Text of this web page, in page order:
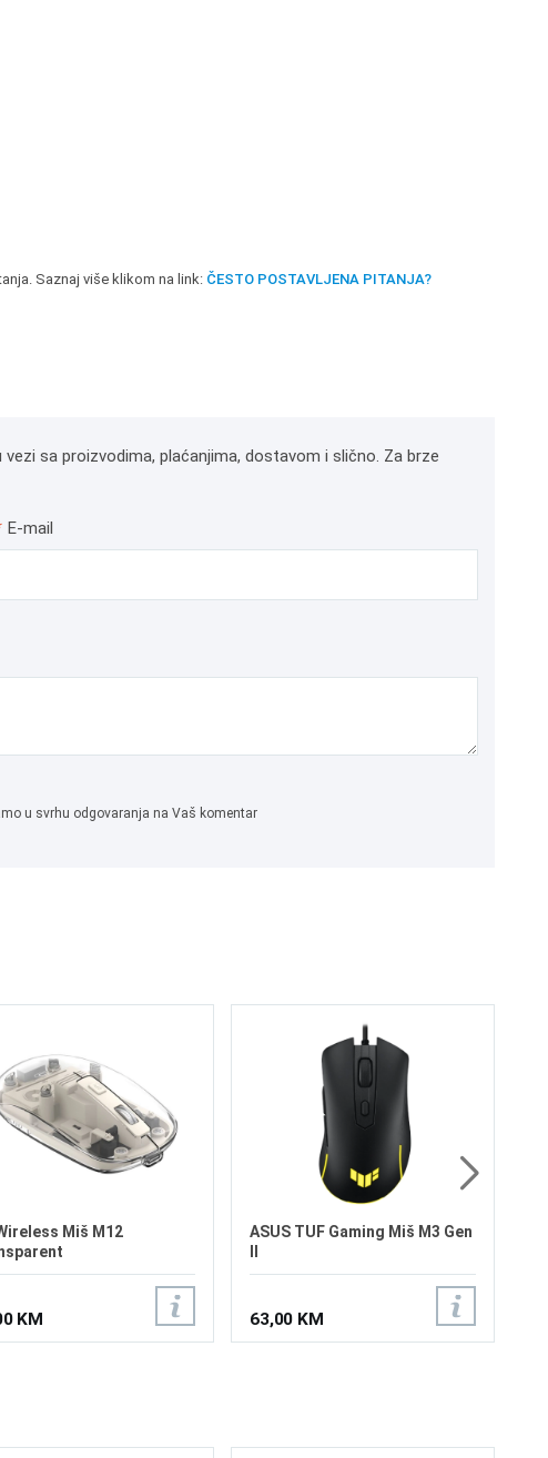
Saznaj više klikom na link: ČESTO POSTAVLJENA PITANJA?
sa proizvodima, plaćanjima, dostavom i slično. Za brze
E-mail
u svrhu odgovaranja na Vaš komentar
Miš M12
KM
ASUS TUF Gaming Miš M3 Gen
63,00 KM